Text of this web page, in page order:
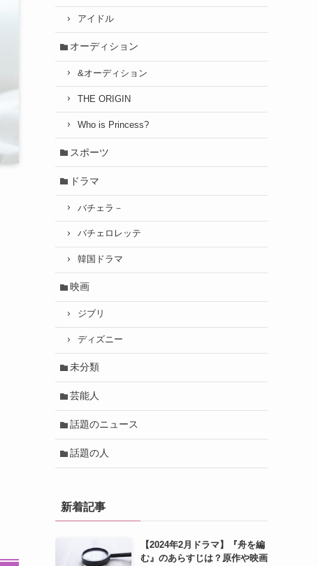
アイドル
オーディション
&オーディション
THE ORIGIN
Who is Princess?
スポーツ
ドラマ
バチェラ－
バチェロレッテ
韓国ドラマ
映画
ジブリ
ディズニー
未分類
芸能人
話題のニュース
話題の人
新着記事
【2024年2月ドラマ】『舟を編
む』のあらすじは？原作や映画